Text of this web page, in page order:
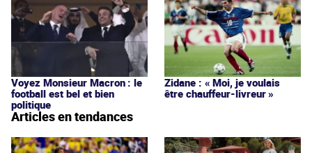
Voyez Monsieur Macron : le
football est bel et bien
politique
Zidane : « Moi, je voulais
être chauffeur-livreur »
Articles en tendances